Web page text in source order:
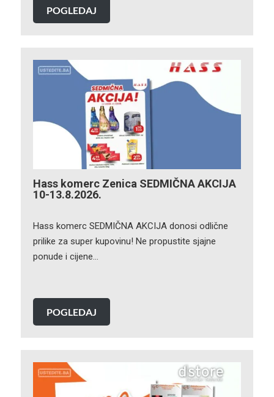
POGLEDAJ
Hass komerc Zenica SEDMIČNA AKCIJA
10-13.8.2026.
Hass komerc SEDMIČNA AKCIJA donosi odlične
prilike za super kupovinu! Ne propustite sjajne
ponude i cijene…
POGLEDAJ